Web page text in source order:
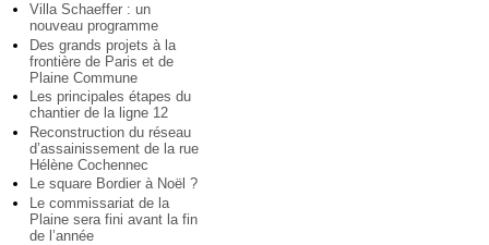
Villa Schaeffer : un
nouveau programme
Des grands projets à la
frontière de Paris et de
Plaine Commune
Les principales étapes du
chantier de la ligne 12
Reconstruction du réseau
d’assainissement de la rue
Hélène Cochennec
Le square Bordier à Noël ?
Le commissariat de la
Plaine sera fini avant la fin
de l’année